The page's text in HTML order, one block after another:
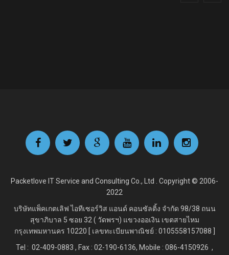
Packetlove IT Service and Consulting Co., Ltd . Copyright © 2006-
2022
บริษัทแพ็คเกตเลิฟ ไอทีเซอร์วิส แอนด์ คอนซัลติ้ง จำกัด 98/38 ถนน
สุขาภิบาล 5 ซอย 32 ( วัดพรฯ) แขวงออเงิน เขตสายไหม
กรุงเทพมหานคร 10220 [ เลขทะเบียนพาณิชย์ : 0105558157088 ]
Tel : 02-409-0883 , Fax : 02-190-6136, Mobile : 086-4150926 ,